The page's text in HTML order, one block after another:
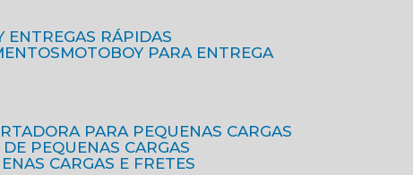
ENTREGAS RÁPIDAS
MOTOBOY PARA ENTREGA
PARA PEQUENAS CARGAS
DE PEQUENAS CARGAS
CARGAS E FRETES